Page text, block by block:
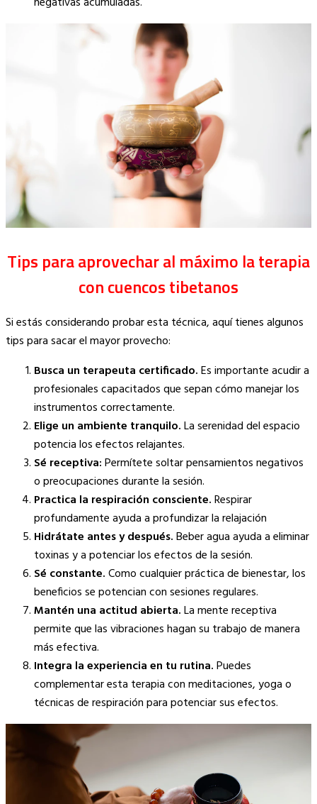
Tips para aprovechar al máximo la terapia
con cuencos tibetanos
Si estás considerando probar esta técnica, aquí tienes algunos
tips para sacar el mayor provecho:
Busca un terapeuta certificado.Es importante acudir a
profesionales capacitados que sepan cómo manejar los
instrumentos correctamente.
Elige un ambiente tranquilo.La serenidad del espacio
potencia los efectos relajantes.
Sé receptiva:Permítete soltar pensamientos negativos
o preocupaciones durante la sesión.
Practica la respiración consciente.Respirar
profundamente ayuda a profundizar la relajación
Hidrátate antes y después.Beber agua ayuda a eliminar
toxinas y a potenciar los efectos de la sesión.
Sé constante.Como cualquier práctica de bienestar, los
beneficios se potencian con sesiones regulares.
Mantén una actitud abierta.La mente receptiva
permite que las vibraciones hagan su trabajo de manera
más efectiva.
Integra la experiencia en tu rutina.Puedes
complementar esta terapia con meditaciones, yoga o
técnicas de respiración para potenciar sus efectos.